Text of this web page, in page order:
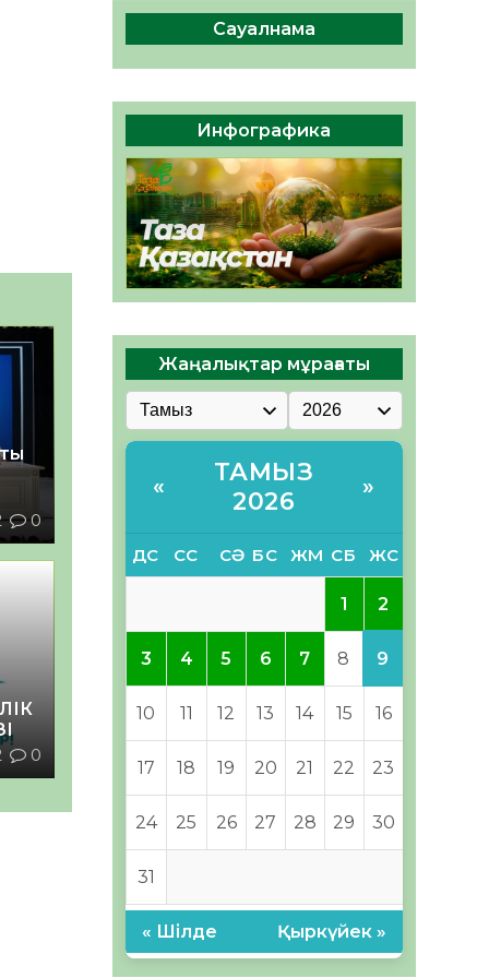
0
0
Руслан Рүстемұлы облыс
әкімінің кеңесшісі болып
тағайындалды
05.08.2026
65 0
Сауалнама
Инфографика
Жаңалықтар мұрағаты
«
ТАМЫЗ
2026
»
ДС СС СӘ БС ЖМ СБ ЖС
1 2
3 4 5 6 7 8 9
10 11 12 13 14 15 16
17 18 19 20 21 22 23
24 25 26 27 28 29 30
31
« Шілде Қыркүйек »